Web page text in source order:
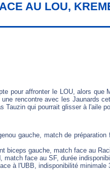
AU LOU,
pour affronter le LOU, alors que
une rencontre avec les Jaunards
Tauzin qui pourrait glisser à l'aile
gauche, match de
biceps gauche, match face au
match face au SF, durée
à l'UBB, indisponibilité minimale